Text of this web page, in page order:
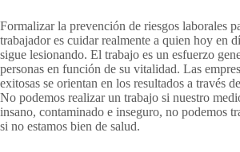
Formalizar la prevención de riesgos laborales
trabajador es cuidar realmente a quien hoy en
sigue lesionando. El trabajo es un esfuerzo
personas en función de su vitalidad. Las
exitosas se orientan en los resultados a través
No podemos realizar un trabajo si nuestro
insano, contaminado e inseguro, no podemos
si no estamos bien de salud.